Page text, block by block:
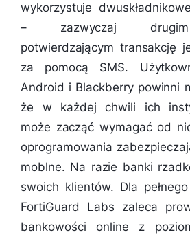
wykorzystuje
– zazwyczaj drugim
potwierdzającym transakcję
za pomocą SMS.
Android i Blackberry powinni
że w każdej chwili ich
może zacząć wymagać od
oprogramowania
moblne. Na razie banki
swoich klientów. Dla
FortiGuard Labs zaleca
bankowości online z